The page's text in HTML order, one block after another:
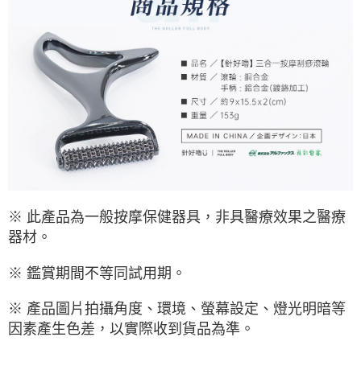
※ 此產品為一般按摩保健器具，非具醫療效果之醫療
器材。
※ 鑑賞期間不等同試用期。
※ 產品圖片拍攝角度、環境、螢幕設定、燈光明暗等
因素產生色差，以實際收到貨品為準。